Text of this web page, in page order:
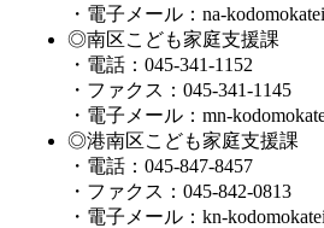
・電子メール：na-
◎南区こども家庭支援課
・電話：045-341-1152
・ファクス：045-341-1145
・電子メール：mn-
◎港南区こども家庭支援課
・電話：045-847-8457
・ファクス：045-842-0813
・電子メール：kn-